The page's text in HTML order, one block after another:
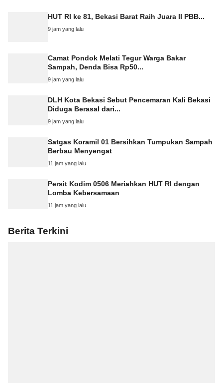
HUT RI ke 81, Bekasi Barat Raih Juara II PBB...
9 jam yang lalu
Camat Pondok Melati Tegur Warga Bakar
Sampah, Denda Bisa Rp50...
9 jam yang lalu
DLH Kota Bekasi Sebut Pencemaran Kali Bekasi
Diduga Berasal dari...
9 jam yang lalu
Satgas Koramil 01 Bersihkan Tumpukan Sampah
Berbau Menyengat
11 jam yang lalu
Persit Kodim 0506 Meriahkan HUT RI dengan
Lomba Kebersamaan
11 jam yang lalu
Berita Terkini